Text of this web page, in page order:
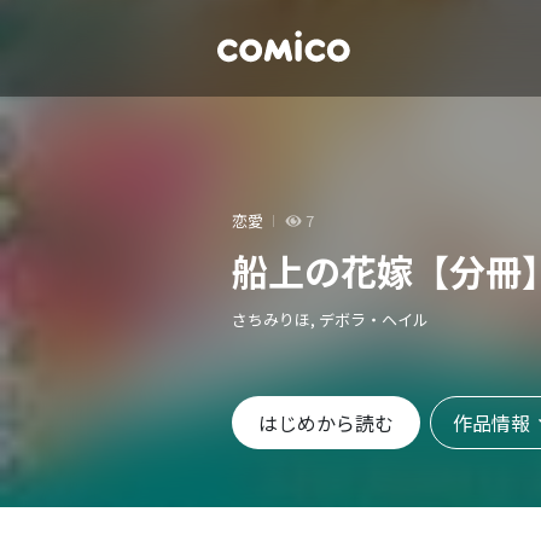
恋愛 7
船上の花嫁【分冊
さちみりほ, デボラ・ヘイル
はじめから読む 作品情報